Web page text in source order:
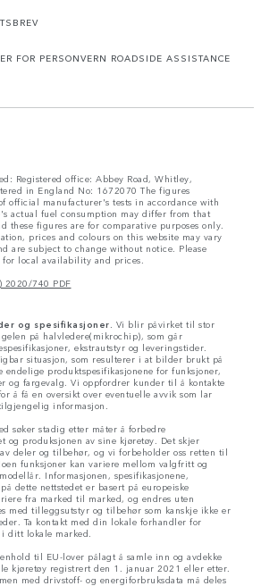
FOR PERSONVERN ROADSIDE ASSISTANCE
Registered office: Abbey Road, Whitley,
in England No: 1672070 The figures
official manufacturer's tests in accordance with
actual fuel consumption may differ from that
these figures are for comparative purposes only.
prices and colours on this website may vary
are subject to change without notice. Please
local availability and prices.
2020/740 PDF
og spesifikasjoner. Vi blir påvirket til stor
på halvledere(mikrochip), som går
ekstrautstyr og leveringstider.
situasjon, som resulterer i at bilder brukt på
endelige produktspesifikasjonene for funksjoner,
og fargevalg. Vi oppfordrer kunder til å kontakte
å få en oversikt over eventuelle avvik som lar
informasjon.
søker stadig etter måter å forbedre
og produksjonen av sine kjøretøy. Det skjer
deler og tilbehør, og vi forbeholder oss retten til
funksjoner kan variere mellom valgfritt og
Informasjonen, spesifikasjonene,
dette nettstedet er basert på europeiske
fra marked til marked, og endres uten
med tilleggsutstyr og tilbehør som kanskje ikke er
Ta kontakt med din lokale forhandler for
ditt lokale marked.
til EU-lover pålagt å samle inn og avdekke
kjøretøy registrert den 1. januar 2021 eller etter.
med drivstoff- og energiforbruksdata må deles